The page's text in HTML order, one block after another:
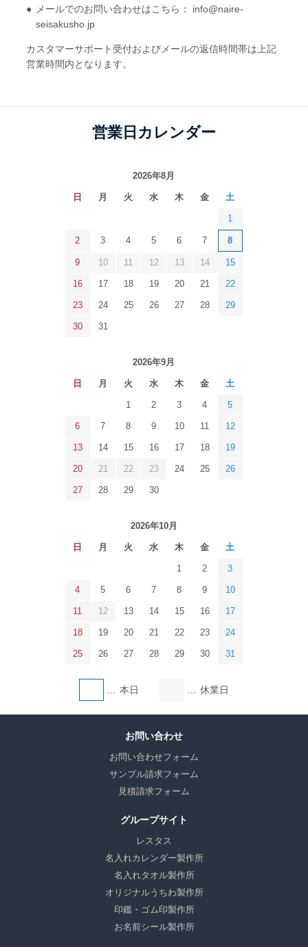
メールでのお問い合わせはこちら： info@naire-
seisakusho.jp
カスタマーサポート受付およびメールの返信時間帯は上記
営業時間内となります。
営業日カレンダー
2026年8月
日 月 火 水 木 金 土
1
2 3 4 5 6 7 8
9 10 11 12 13 14 15
16 17 18 19 20 21 22
23 24 25 26 27 28 29
30 31
2026年9月
日 月 火 水 木 金 土
1 2 3 4 5
6 7 8 9 10 11 12
13 14 15 16 17 18 19
20 21 22 23 24 25 26
27 28 29 30
2026年10月
日 月 火 水 木 金 土
1 2 3
4 5 6 7 8 9 10
11 12 13 14 15 16 17
18 19 20 21 22 23 24
25 26 27 28 29 30 31
本日 休業日
お問い合わせ
お問い合わせフォーム
サンプル請求フォーム
見積請求フォーム
グループサイト
レスタス
名入れカレンダー製作所
名入れタオル製作所
オリジナルうちわ製作所
印鑑・ゴム印製作所
お名前シール製作所